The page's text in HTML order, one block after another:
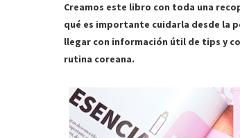
Creamos este libro con toda una
qué es importante cuidarla desde la
llegar con información útil de tips y
rutina coreana.